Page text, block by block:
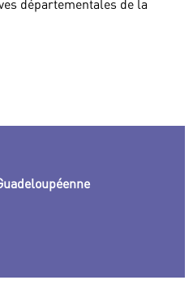
départementales de la